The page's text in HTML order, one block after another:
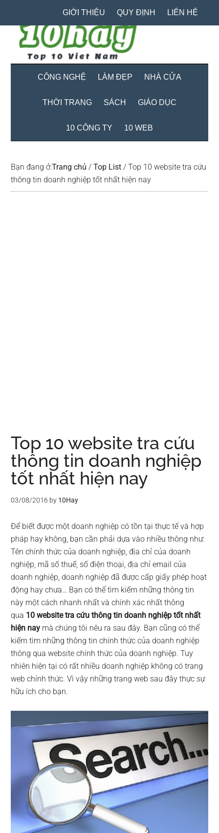
content
secondary
menu
primary
sidebar
GIỚI THIỆU QUY ĐỊNH LIÊN HỆ
CÔNG NGHỆ LÀM ĐẸP NHÀ CỬA
THỜI TRANG SÁCH GIÁO DỤC
10 CÔNG TY 10 WEB
Bạn đang ở:Trang chủ / Top List / Top 10 website tra cứu
thông tin doanh nghiệp tốt nhất hiện nay
Top 10 website tra cứu
thông tin doanh nghiệp
tốt nhất hiện nay
03/08/2016 by 10Hay
Để biết được một doanh nghiệp có tồn tại thực tế và hợp
pháp hay không, bạn cần phải dựa vào nhiều thông như:
Tên chính thức của doanh nghiệp, địa chỉ của doanh
nghiệp, mã số thuế, số điện thoại, địa chỉ email của
doanh nghiệp, doanh nghiệp đã được cấp giấy phép hoạt
động hay chưa… Bạn có thể tìm kiếm những thông tin
này một cách nhanh nhất và chính xác nhất thông
qua 10 website tra cứu thông tin doanh nghiệp tốt nhất
hiện nay mà chúng tôi nêu ra sau đây. Bạn cũng có thể
kiếm tìm những thông tin chính thức của doanh nghiệp
thông qua website chính thức của doanh nghiệp. Tuy
nhiên hiện tại có rất nhiều doanh nghiệp không có trang
web chính thức. Vì vậy những trang web sau đây thực sự
hữu ích cho bạn.